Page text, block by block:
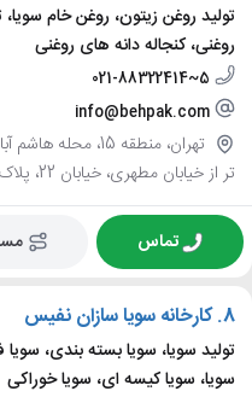
تولید روغن زیتون، روغن خام سویا،
روغنی، کنجاله دانه های روغنی
021-88322414~5
info@behpak.com
تهران، منطقه 15،
تر از خیابان مطهری، خیابان 22، پلاک 6
تماس
8. کارخانه سویا سازان نفیس
تولید سویا، سویا بسته بندی، سویا
سویا، سویا کیسه ای، سویا خوراکی